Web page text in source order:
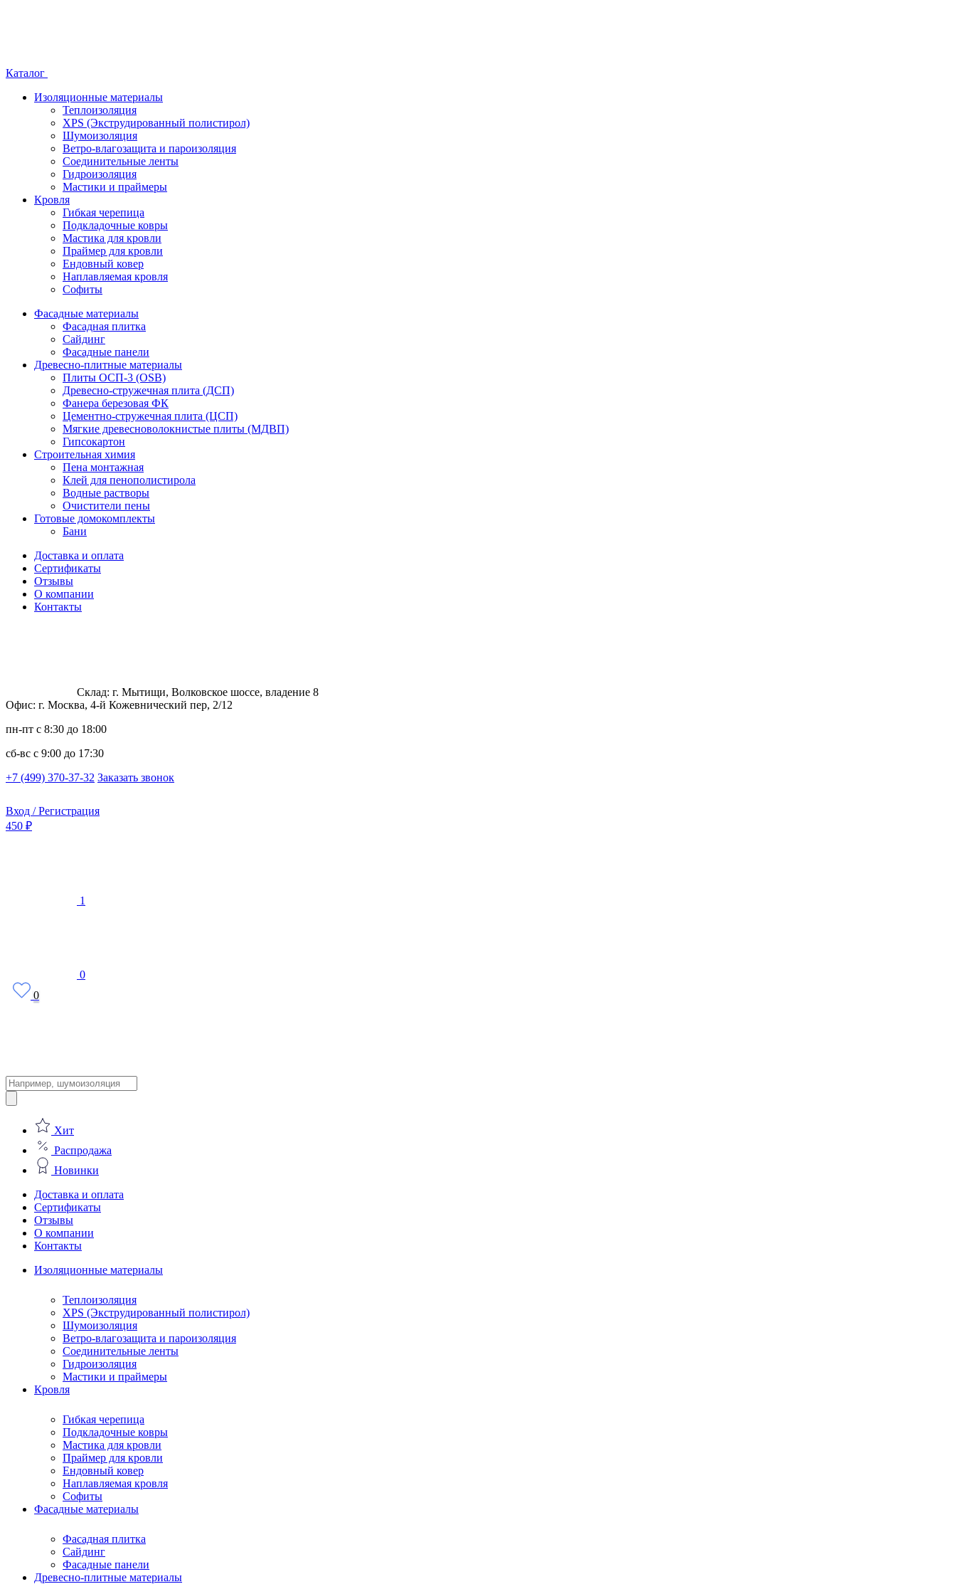
Каталог
Изоляционные материалы
Теплоизоляция
XPS (Экструдированный полистирол)
Шумоизоляция
Ветро-влагозащита и пароизоляция
Соединительные ленты
Гидроизоляция
Мастики и праймеры
Кровля
Гибкая черепица
Подкладочные ковры
Мастика для кровли
Праймер для кровли
Ендовный ковер
Наплавляемая кровля
Софиты
Фасадные материалы
Фасадная плитка
Сайдинг
Фасадные панели
Древесно-плитные материалы
Плиты ОСП-3 (OSB)
Древесно-стружечная плита (ДСП)
Фанера березовая ФК
Цементно-стружечная плита (ЦСП)
Мягкие древесноволокнистые плиты (МДВП)
Гипсокартон
Строительная химия
Пена монтажная
Клей для пенополистирола
Водные растворы
Очистители пены
Готовые домокомплекты
Бани
Доставка и оплата
Сертификаты
Отзывы
О компании
Контакты
Склад: г. Мытищи, Волковское шоссе, владение 8
Офис: г. Москва, 4-й Кожевнический пер, 2/12
пн-пт с 8:30 до 18:00
сб-вс с 9:00 до 17:30
+7 (499) 370-37-32 Заказать звонок
Вход / Регистрация
450 ₽
1
0
0
Поиск
товаров
Хит
Распродажа
Новинки
Доставка и оплата
Сертификаты
Отзывы
О компании
Контакты
Изоляционные материалы
Теплоизоляция
XPS (Экструдированный полистирол)
Шумоизоляция
Ветро-влагозащита и пароизоляция
Соединительные ленты
Гидроизоляция
Мастики и праймеры
Кровля
Гибкая черепица
Подкладочные ковры
Мастика для кровли
Праймер для кровли
Ендовный ковер
Наплавляемая кровля
Софиты
Фасадные материалы
Фасадная плитка
Сайдинг
Фасадные панели
Древесно-плитные материалы